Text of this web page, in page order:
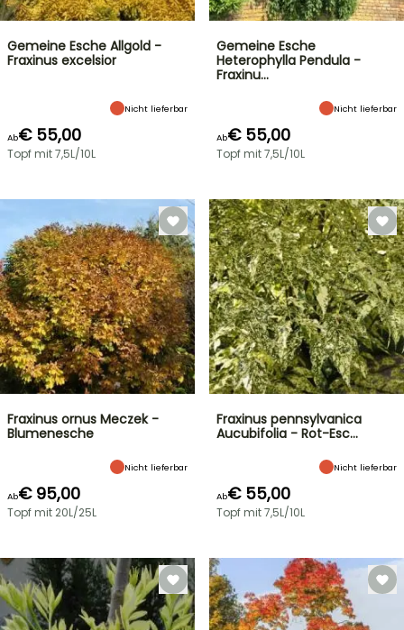
Gemeine Esche Allgold -
Fraxinus excelsior
Nicht lieferbar
Ab€ 55,00
Topf mit 7,5L/10L
Gemeine Esche
Heterophylla Pendula -
Fraxinu…
Nicht lieferbar
Ab€ 55,00
Topf mit 7,5L/10L
Fraxinus ornus Meczek -
Blumenesche
Nicht lieferbar
Ab€ 95,00
Topf mit 20L/25L
Fraxinus pennsylvanica
Aucubifolia - Rot-Esc…
Nicht lieferbar
Ab€ 55,00
Topf mit 7,5L/10L